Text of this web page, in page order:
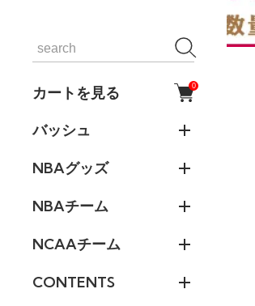
カートを見る 0
バッシュ
NBAグッズ
NBAチーム
NCAAチーム
CONTENTS